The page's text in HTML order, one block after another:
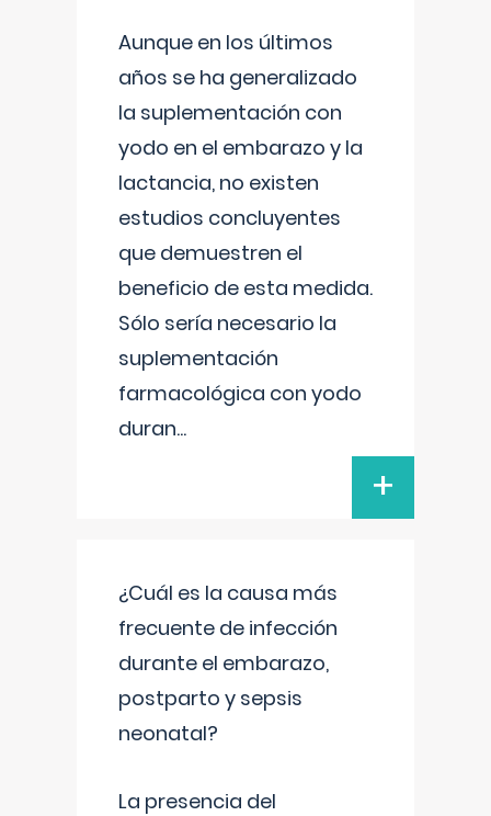
Aunque en los últimos
años se ha generalizado
la suplementación con
yodo en el embarazo y la
lactancia, no existen
estudios concluyentes
que demuestren el
beneficio de esta medida.
Sólo sería necesario la
suplementación
farmacológica con yodo
duran...
+
¿Cuál es la causa más
frecuente de infección
durante el embarazo,
postparto y sepsis
neonatal?
La presencia del